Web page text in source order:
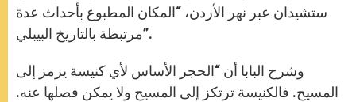
ستشيدان عبر نهر الأردن، “المكان المطبوع بأحداث عدة
مرتبطة بالتاريخ البيبلي”.
وشرح البابا أن “الحجر الأساس لأي كنيسة يرمز إلى
المسيح. فالكنيسة ترتكز إلى المسيح ولا يمكن فصلها عنه.